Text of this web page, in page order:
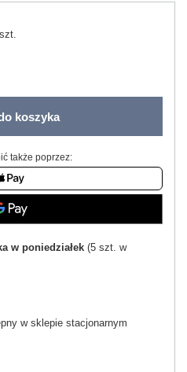
szt.
koszyka
także poprzez:
w poniedziałek (5 szt. w
w sklepie stacjonarnym